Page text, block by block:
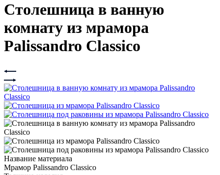
Столешница в ванную
комнату из мрамора
Palissandro Classico
Название материала
Мрамор Palissandro Classico